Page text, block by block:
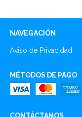
NAVEGACIÓN
Aviso de Privacidad
MÉTODOS DE PAGO